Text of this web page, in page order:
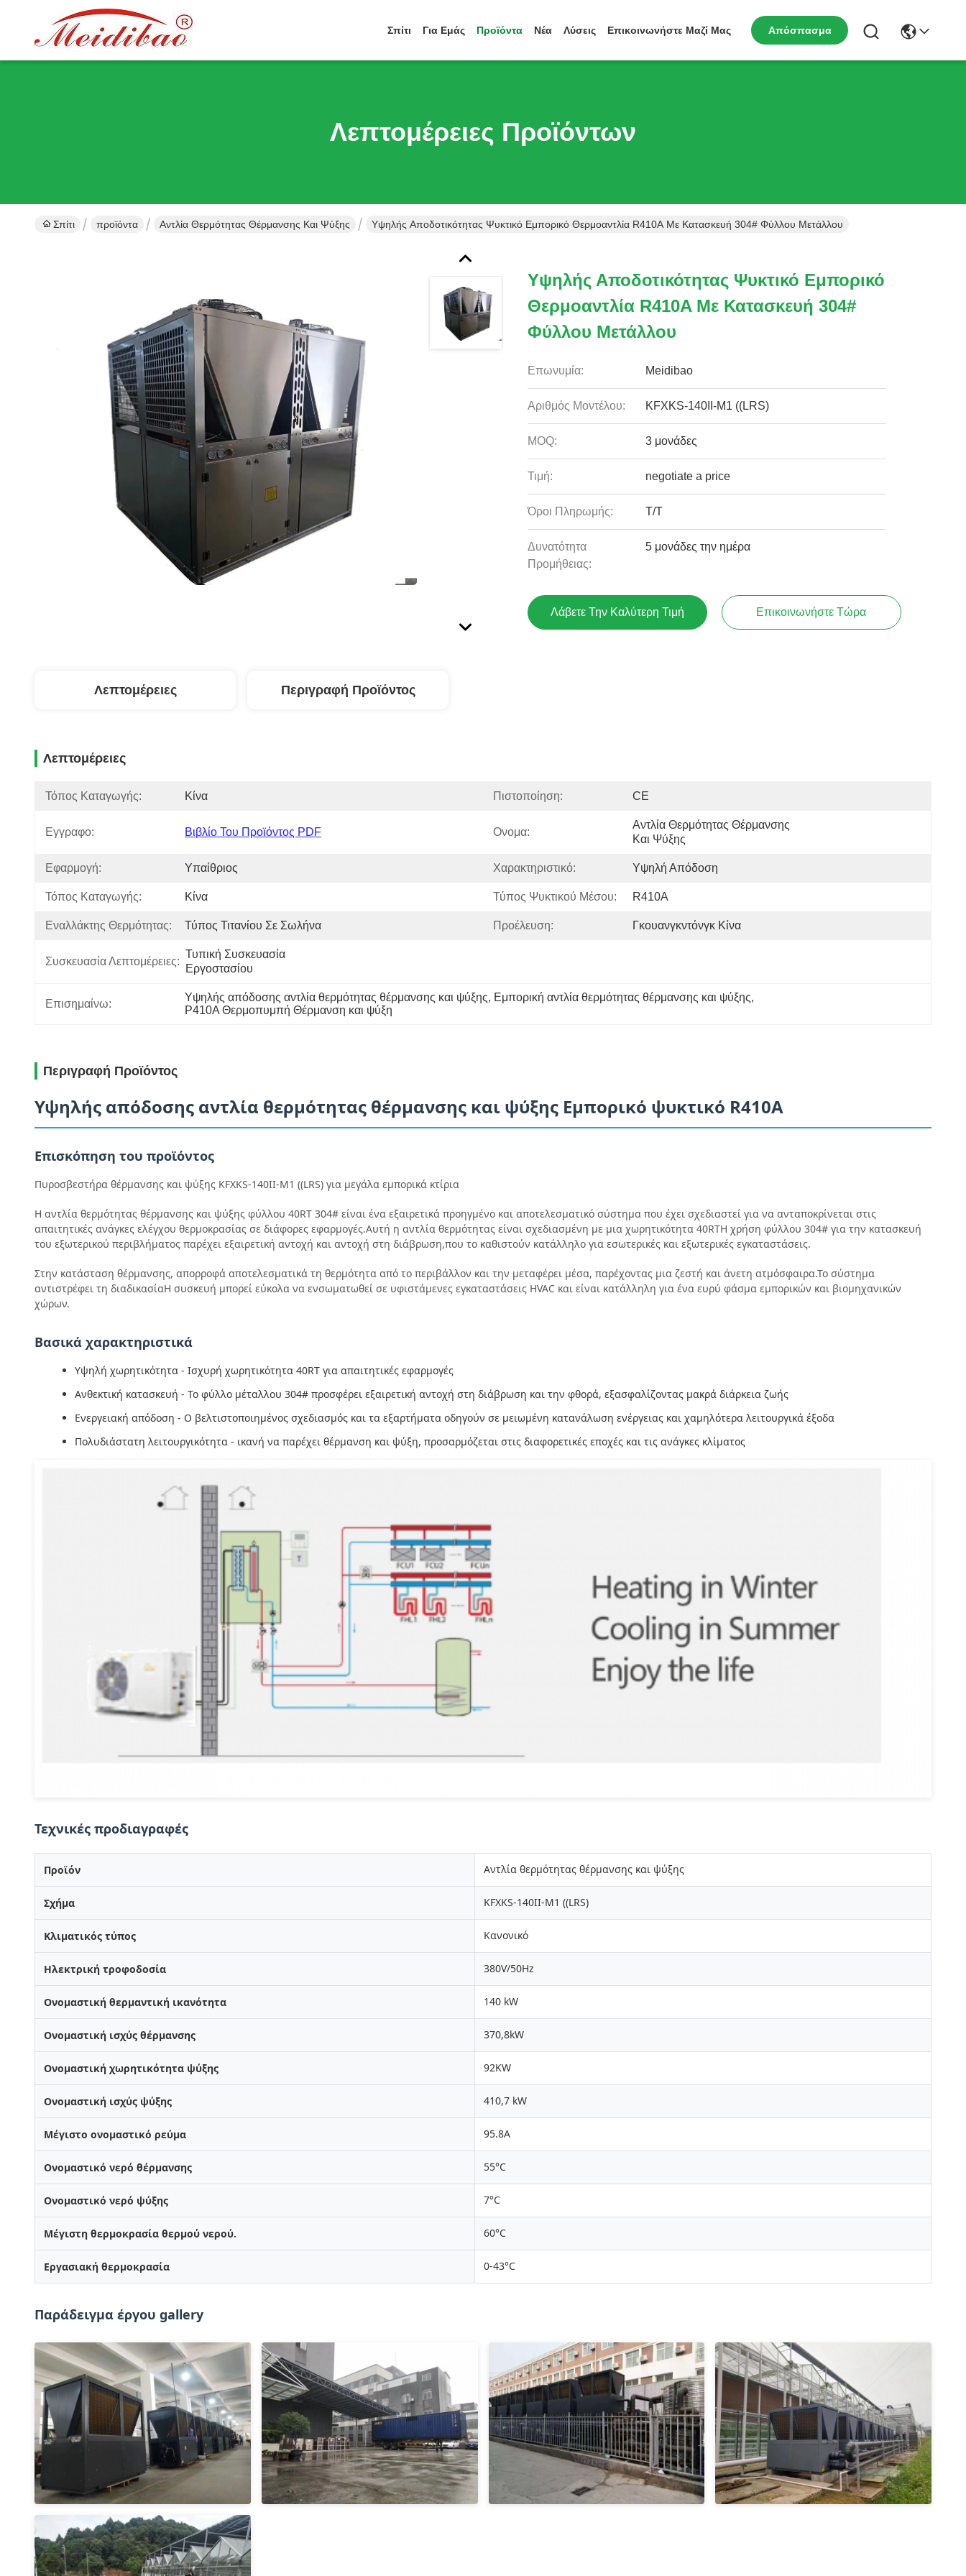
Σπίτι Για Εμάς Προϊόντα Νέα Λύσεις Επικοινωνήστε Μαζί Μας Απόσπασμα
Λεπτομέρειες Προϊόντων
Σπίτι προϊόντα Αντλία Θερμότητας Θέρμανσης Και Ψύξης Υψηλής Αποδοτικότητας Ψυκτικό Εμπορικό Θερμοαντλία R410A Με Κατασκευή 304# Φύλλου Μετάλλου
Υψηλής Αποδοτικότητας Ψυκτικό Εμπορικό
Θερμοαντλία R410A Με Κατασκευή 304#
Φύλλου Μετάλλου
Επωνυμία: Meidibao
Αριθμός Μοντέλου: KFXKS-140II-M1 ((LRS)
MOQ: 3 μονάδες
Τιμή: negotiate a price
Όροι Πληρωμής: T/T
Δυνατότητα
Προμήθειας:
5 μονάδες την ημέρα
Λάβετε Την Καλύτερη Τιμή Επικοινωνήστε Τώρα
Λεπτομέρειες Περιγραφή Προϊόντος
Λεπτομέρειες
Τόπος Καταγωγής: Κίνα Πιστοποίηση: CE
Εγγραφο: Βιβλίο Του Προϊόντος PDF Ονομα:
Αντλία Θερμότητας Θέρμανσης
Και Ψύξης
Εφαρμογή: Υπαίθριος Χαρακτηριστικό: Υψηλή Απόδοση
Τόπος Καταγωγής: Κίνα Τύπος Ψυκτικού Μέσου: R410A
Εναλλάκτης Θερμότητας: Τύπος Τιτανίου Σε Σωλήνα Προέλευση: Γκουανγκντόνγκ Κίνα
Συσκευασία Λεπτομέρειες:
Τυπική Συσκευασία
Εργοστασίου
Επισημαίνω:
Υψηλής απόδοσης αντλία θερμότητας θέρμανσης και ψύξης, Εμπορική αντλία θερμότητας θέρμανσης και ψύξης,
Ρ410Α Θερμοπυμπή Θέρμανση και ψύξη
Περιγραφή Προϊόντος
Υψηλής απόδοσης αντλία θερμότητας θέρμανσης και ψύξης Εμπορικό ψυκτικό R410A
Επισκόπηση του προϊόντος
Πυροσβεστήρα θέρμανσης και ψύξης KFXKS-140II-M1 ((LRS) για μεγάλα εμπορικά κτίρια
Η αντλία θερμότητας θέρμανσης και ψύξης φύλλου 40RT 304# είναι ένα εξαιρετικά προηγμένο και αποτελεσματικό σύστημα που έχει σχεδιαστεί για να ανταποκρίνεται στις
απαιτητικές ανάγκες ελέγχου θερμοκρασίας σε διάφορες εφαρμογές.Αυτή η αντλία θερμότητας είναι σχεδιασμένη με μια χωρητικότητα 40RTΗ χρήση φύλλου 304# για την κατασκευή
του εξωτερικού περιβλήματος παρέχει εξαιρετική αντοχή και αντοχή στη διάβρωση,που το καθιστούν κατάλληλο για εσωτερικές και εξωτερικές εγκαταστάσεις.
Στην κατάσταση θέρμανσης, απορροφά αποτελεσματικά τη θερμότητα από το περιβάλλον και την μεταφέρει μέσα, παρέχοντας μια ζεστή και άνετη ατμόσφαιρα.Το σύστημα
αντιστρέφει τη διαδικασίαΗ συσκευή μπορεί εύκολα να ενσωματωθεί σε υφιστάμενες εγκαταστάσεις HVAC και είναι κατάλληλη για ένα ευρύ φάσμα εμπορικών και βιομηχανικών
χώρων.
Βασικά χαρακτηριστικά
Υψηλή χωρητικότητα - Ισχυρή χωρητικότητα 40RT για απαιτητικές εφαρμογές
Ανθεκτική κατασκευή - Το φύλλο μέταλλου 304# προσφέρει εξαιρετική αντοχή στη διάβρωση και την φθορά, εξασφαλίζοντας μακρά διάρκεια ζωής
Ενεργειακή απόδοση - Ο βελτιστοποιημένος σχεδιασμός και τα εξαρτήματα οδηγούν σε μειωμένη κατανάλωση ενέργειας και χαμηλότερα λειτουργικά έξοδα
Πολυδιάστατη λειτουργικότητα - ικανή να παρέχει θέρμανση και ψύξη, προσαρμόζεται στις διαφορετικές εποχές και τις ανάγκες κλίματος
Τεχνικές προδιαγραφές
Προϊόν Αντλία θερμότητας θέρμανσης και ψύξης
Σχήμα KFXKS-140II-M1 ((LRS)
Κλιματικός τύπος Κανονικό
Ηλεκτρική τροφοδοσία 380V/50Hz
Ονομαστική θερμαντική ικανότητα 140 kW
Ονομαστική ισχύς θέρμανσης 370,8kW
Ονομαστική χωρητικότητα ψύξης 92KW
Ονομαστική ισχύς ψύξης 410,7 kW
Μέγιστο ονομαστικό ρεύμα 95.8Α
Ονομαστικό νερό θέρμανσης 55°C
Ονομαστικό νερό ψύξης 7°C
Μέγιστη θερμοκρασία θερμού νερού. 60°C
Εργασιακή θερμοκρασία 0-43°C
Παράδειγμα έργου gallery